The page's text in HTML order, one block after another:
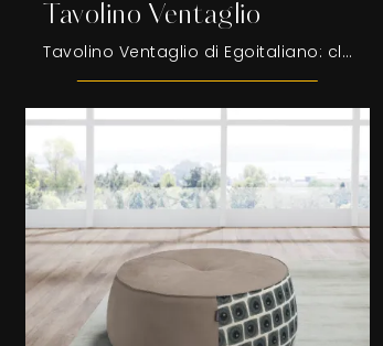
Tavolino Ventaglio
Tavolino Ventaglio di Egoitaliano: clicca e scopri di più sui Complementi e tavolini moderni in metallo del noto e rinomato marchio!